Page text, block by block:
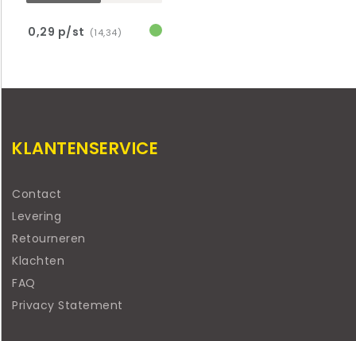
0,29 p/st (14,34)
KLANTENSERVICE
Contact
Levering
Retourneren
Klachten
FAQ
Privacy Statement